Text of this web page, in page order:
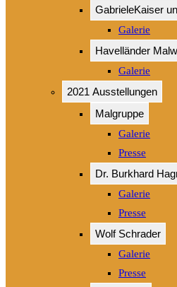
GabrieleKaiser
Galerie
Havelländer
Galerie
2021 Ausstellungen
Malgruppe
Galerie
Presse
Dr. Burkhard
Galerie
Presse
Wolf Schrader
Galerie
Presse